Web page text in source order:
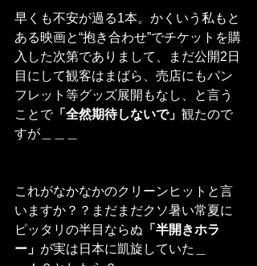
早くも不安が過る1本。かくいう私もと
ある映画と“抱き合わせ”でチケットを購
入した次第でありまして、まだ公開2日
目にして観客はまばら、売店にもパン
フレット等グッズ展開もなし、と言う
ことで「全然期待しないで」 観たので
すが＿＿＿
これがなかなかのクリーンヒットと言
いますか？？まだまだクソ暑い常夏に
ピッタリの半目ならぬ 「半開きホラ
ー」 が実は日本に凱旋していた＿